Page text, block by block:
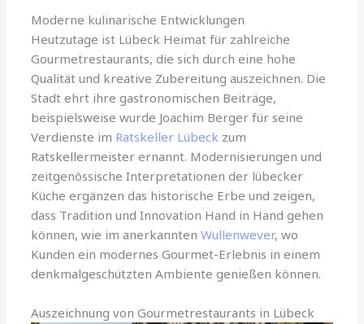
Moderne kulinarische Entwicklungen
Heutzutage ist Lübeck Heimat für zahlreiche
Gourmetrestaurants, die sich durch eine hohe
Qualität und kreative Zubereitung auszeichnen. Die
Stadt ehrt ihre gastronomischen Beiträge,
beispielsweise wurde Joachim Berger für seine
Verdienste im Ratskeller Lübeck zum
Ratskellermeister ernannt. Modernisierungen und
zeitgenössische Interpretationen der lübecker
Küche ergänzen das historische Erbe und zeigen,
dass Tradition und Innovation Hand in Hand gehen
können, wie im anerkanntenWullenwever, wo
Kunden ein modernes Gourmet-Erlebnis in einem
denkmalgeschützten Ambiente genießen können.
Auszeichnung von Gourmetrestaurants in Lübeck